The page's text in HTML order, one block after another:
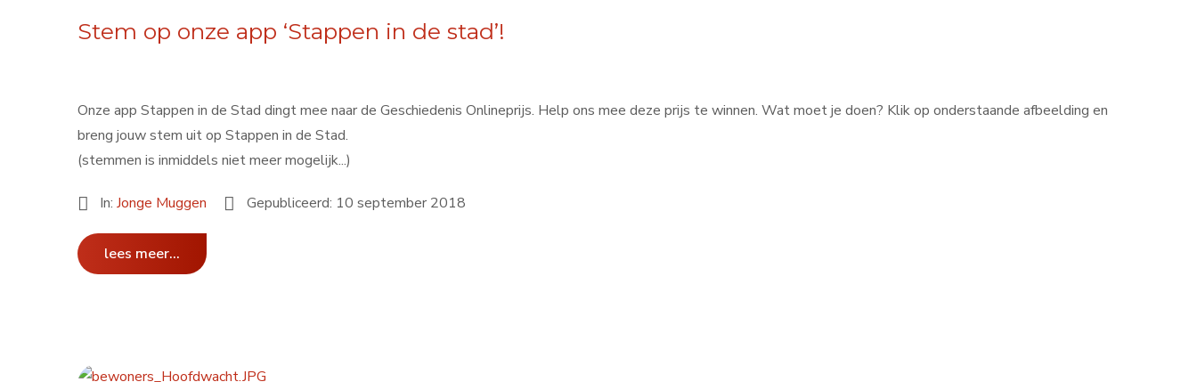
Stem op onze app ‘Stappen in de stad’!
Onze app Stappen in de Stad dingt mee naar de Geschiedenis Onlineprijs. Help ons mee deze prijs te winnen. Wat moet je doen? Klik op onderstaande afbeelding en
breng jouw stem uit op Stappen in de Stad.
(stemmen is inmiddels niet meer mogelijk...)
In:Jonge Muggen Gepubliceerd: 10 september 2018
lees meer...